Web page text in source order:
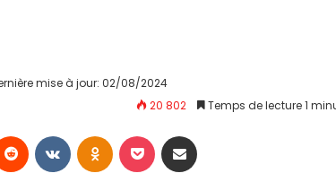
mise à jour: 02/08/2024
20 802
Temps de lecture 1